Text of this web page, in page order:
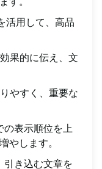
活用して、高品
果的に伝え、文
やすく、重要な
の表示順位を上
やします。
引き込む文章を